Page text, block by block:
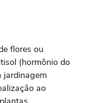
flores ou
(hormônio do
jardinagem
ao